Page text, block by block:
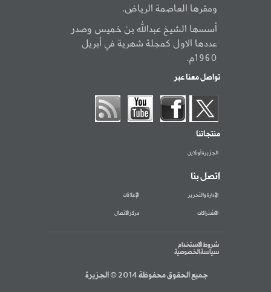
ومقرها العاصمة الرياض.
أسسها الشيخ عبدالله بن خميس وصدر
عددها الاول كمجلة شهرية في أبريل
1960م.
تواصل معنا عبر
منتجاتنا
الجزيرة أونلاين
اتصل بنا
الإدارة والتحرير الإعلانات
الاشتراكات مركز الاتصال
شروط الاستخدام
سياسة الخصوصية
جميع الحقوق محفوظة 2014 © الجزيرة